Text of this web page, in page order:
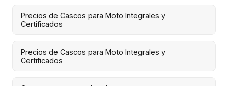
Precios de Cascos para Moto Integrales y
Certificados
Precios de Cascos para Moto Integrales y
Certificados